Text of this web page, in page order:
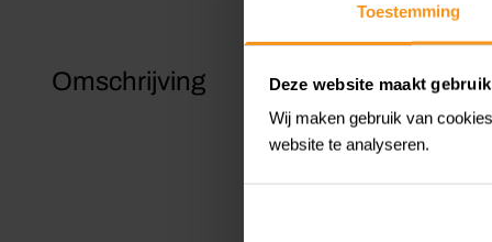
Toestemming
Deze website maakt
Wij maken gebruik van
website te analyseren.
Omschrijving Wixx 2K